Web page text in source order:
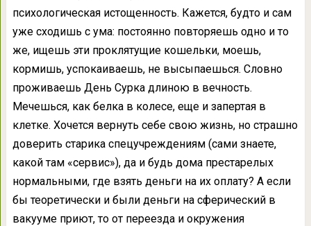
психологическая истощенность. Кажется, будто и сам
уже сходишь с ума: постоянно повторяешь одно и то
же, ищешь эти проклятущие кошельки, моешь,
кормишь, успокаиваешь, не высыпаешься. Словно
проживаешь День Сурка длиною в вечность.
Мечешься, как белка в колесе, еще и запертая в
клетке. Хочется вернуть себе свою жизнь, но страшно
доверить старика спецучреждениям (сами знаете,
какой там «сервис»), да и будь дома престарелых
нормальными, где взять деньги на их оплату? А если
бы теоретически и были деньги на сферический в
вакууме приют, то от переезда и окружения